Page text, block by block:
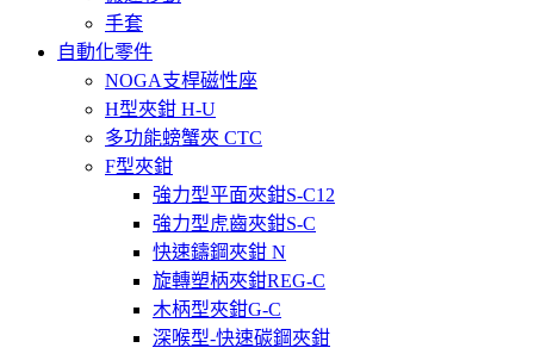
手套
自動化零件
NOGA支桿磁性座
H型夾鉗 H-U
多功能螃蟹夾 CTC
F型夾鉗
強力型平面夾鉗S-C12
強力型虎齒夾鉗S-C
快速鑄鋼夾鉗 N
旋轉塑柄夾鉗REG-C
木柄型夾鉗G-C
深喉型-快速碳鋼夾鉗